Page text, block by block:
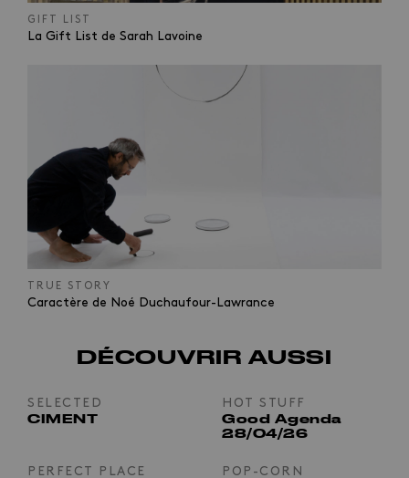
GIFT LIST
La Gift List de Sarah Lavoine
TRUE STORY
Caractère de Noé Duchaufour-Lawrance
DÉCOUVRIR AUSSI
SELECTED
CIMENT
HOT STUFF
Good Agenda
28/04/26
PERFECT PLACE POP-CORN